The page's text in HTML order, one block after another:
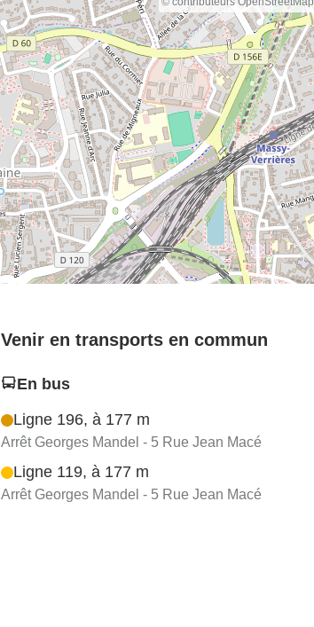
Venir en transports en commun
En bus
Ligne 196, à 177 m
Arrêt Georges Mandel - 5 Rue Jean Macé
Ligne 119, à 177 m
Arrêt Georges Mandel - 5 Rue Jean Macé